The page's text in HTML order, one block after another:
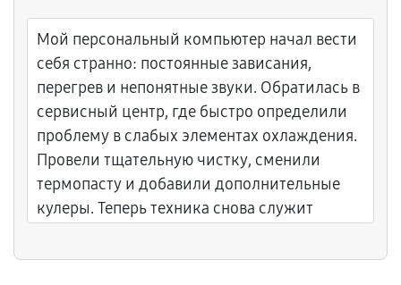
Мой персональный компьютер начал вести
себя странно: постоянные зависания,
перегрев и непонятные звуки. Обратилась в
сервисный центр, где быстро определили
проблему в слабых элементах охлаждения.
Провели тщательную чистку, сменили
термопасту и добавили дополнительные
кулеры. Теперь техника снова служит
мастеру Константину за четкую работу.